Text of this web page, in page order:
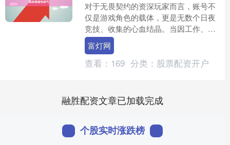
对于无畏契约的资深玩家而言，账号不
仅是游戏角色的载体，更是无数个日夜
竞技、收集的心血结晶。当因工作、生
活变动不得不转让账号时，大家最关心
的就是 “能否快速卖出”....
富灯网
查看： 169 分类： 股票配资开户
融胜配资文章已加载完成
个股实时涨跌榜